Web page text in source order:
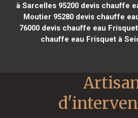
à Sarcelles 95200devis chauffe
Moutier 95280 devis chauffe
76000devis chauffe eau Frisquet
chauffe eau Frisquet à